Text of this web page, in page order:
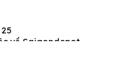
về Saigondepot